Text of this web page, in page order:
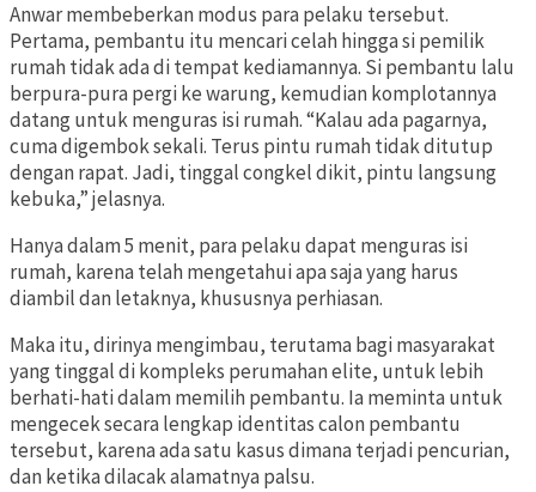
Anwar membeberkan modus para pelaku tersebut.
Pertama, pembantu itu mencari celah hingga si pemilik
rumah tidak ada di tempat kediamannya. Si pembantu lalu
berpura-pura pergi ke warung, kemudian komplotannya
datang untuk menguras isi rumah. “Kalau ada pagarnya,
cuma digembok sekali. Terus pintu rumah tidak ditutup
dengan rapat. Jadi, tinggal congkel dikit, pintu langsung
kebuka,” jelasnya.
Hanya dalam 5 menit, para pelaku dapat menguras isi
rumah, karena telah mengetahui apa saja yang harus
diambil dan letaknya, khususnya perhiasan.
Maka itu, dirinya mengimbau, terutama bagi masyarakat
yang tinggal di kompleks perumahan elite, untuk lebih
berhati-hati dalam memilih pembantu. Ia meminta untuk
mengecek secara lengkap identitas calon pembantu
tersebut, karena ada satu kasus dimana terjadi pencurian,
dan ketika dilacak alamatnya palsu.